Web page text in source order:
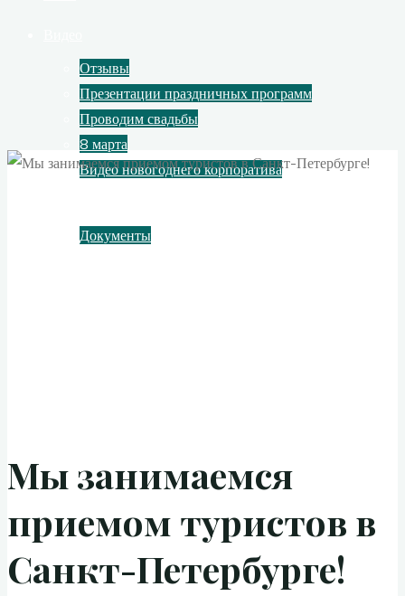
Отзывы
Презентации праздничных программ
Проводим свадьбы
8 марта
Видео новогоднего корпоратива
Документы
Мы занимаемся
приемом туристов в
Санкт-Петербурге!